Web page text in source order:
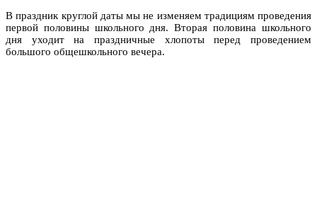
В праздник круглой даты мы не изменяем традициям проведения
первой половины школьного дня. Вторая половина школьного
дня уходит на праздничные хлопоты перед проведением
большого общешкольного вечера.